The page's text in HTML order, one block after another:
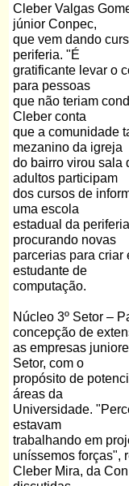
Cleber Valgas
júnior Conpec,
que vem dando
periferia. "É
gratificante levar o
para pessoas
que não teriam
Cleber conta
que a comunidade
mezanino da igreja
do bairro virou sala
adultos participam
dos cursos de
uma escola
estadual da
procurando novas
parcerias para criar
estudante de
computação.
Núcleo 3º Setor –
concepção de
as empresas
Setor, com o
propósito de
áreas da
Universidade.
estavam
trabalhando em
uníssemos forças",
Cleber Mira, da